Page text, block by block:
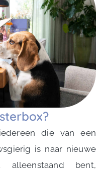
die van een
is naar nieuwe
bent,